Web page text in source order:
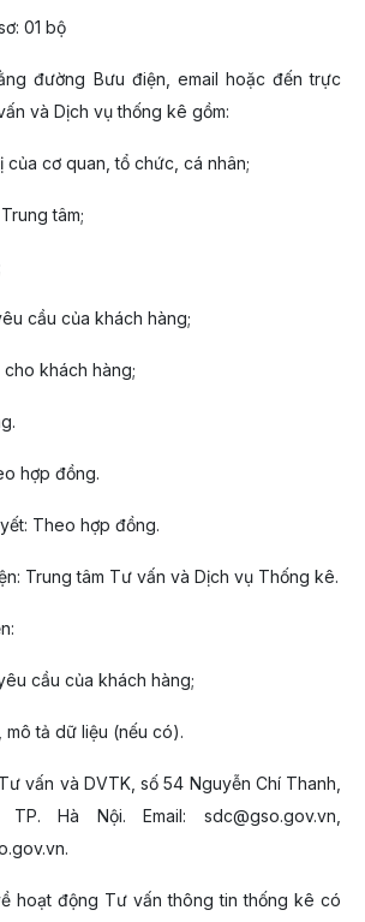
01 bộ
đường Bưu điện, email hoặc đến trực
và Dịch vụ thống kê gồm:
của cơ quan, tổ chức, cá nhân;
tâm;
cầu của khách hàng;
khách hàng;
hợp đồng.
Theo hợp đồng.
Trung tâm Tư vấn và Dịch vụ Thống kê.
cầu của khách hàng;
mô tả dữ liệu (nếu có).
vấn và DVTK, số 54 Nguyễn Chí Thanh,
Hà Nội. Email: sdc@gso.gov.vn,
hoạt động Tư vấn thông tin thống kê có